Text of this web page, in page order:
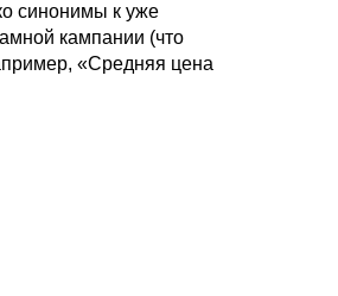
синонимы к уже
кампании (что
«Средняя цена